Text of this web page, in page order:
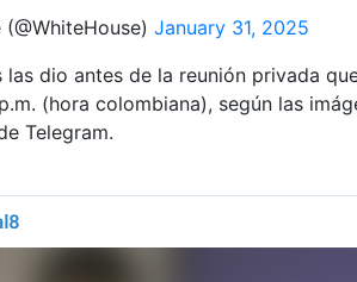
January 31, 2025
las dio antes de la reunión privada
(hora colombiana), según las
Telegram.